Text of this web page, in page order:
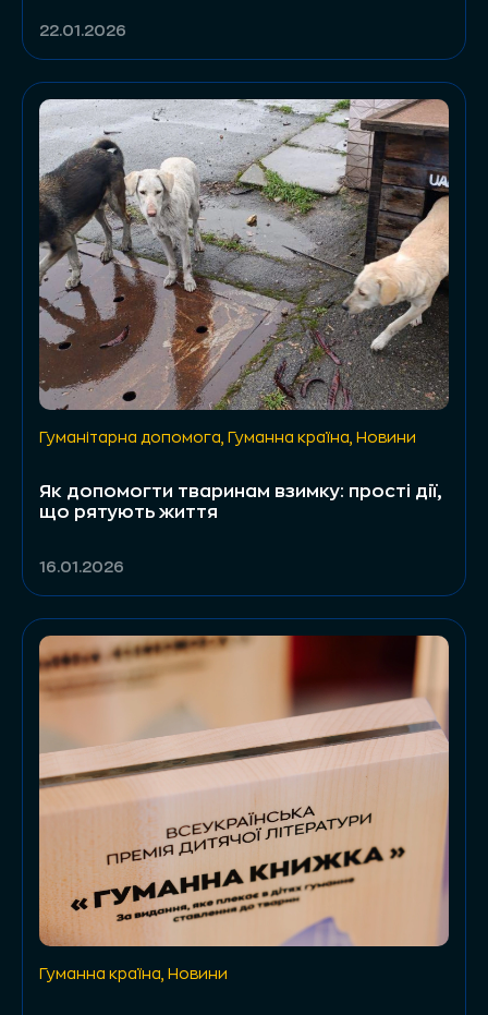
22.01.2026
Гуманітарна допомога Гуманна країна Новини
Як допомогти тваринам взимку: прості дії,
що рятують життя
16.01.2026
Гуманна країна Новини